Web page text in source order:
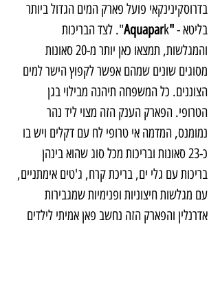
בדרוסקינינקאי פועל פארק המים הגדול ביותר
בליטא - "Aquapar
k". לצד הבריכות
והמגלשות, תמצאו כאן יותר מ-20 סאונות
מסוגים שונים שמהם אפשר לקפוץ הישר למים
הצוננים. כל המשפחה תיהנה מבילוי בגן
הטרופי. הפארק הענק הזה מצוי ליד נהר
נמומנס, המדמה אי טרופי לח עם דקלים ויש בו
כ-23 סאונות ובריכות מכל סוג שהוא בינהן
בריכות עם גלי ים, בריכת קרח, ג'טים אימתניים,
עם מגלשות חיצוניות ופנימיות שמגבירות
אדרנלין והפארק הזה נחשב פאן אמיתי לילדים